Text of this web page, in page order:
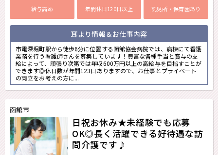
給与高め 年間休日120日以上 託児所・保育園あり
耳より情報＆お仕事内容
市電深堀町駅から徒歩6分に位置する函館協会病院では、病棟にて看護
業務を行う看護師さんを募集しています！豊富な各種手当と賞与の支
給によって、頑張り次第では年収600万円以上の高給与を目指すことが
できます◎休日数が年間123日ありますので、お仕事とプライベート
の両立をお考えの方に...
函館市
日祝お休み★未経験でも応募
OK◎長く活躍できる好待遇な訪
問介護です♪